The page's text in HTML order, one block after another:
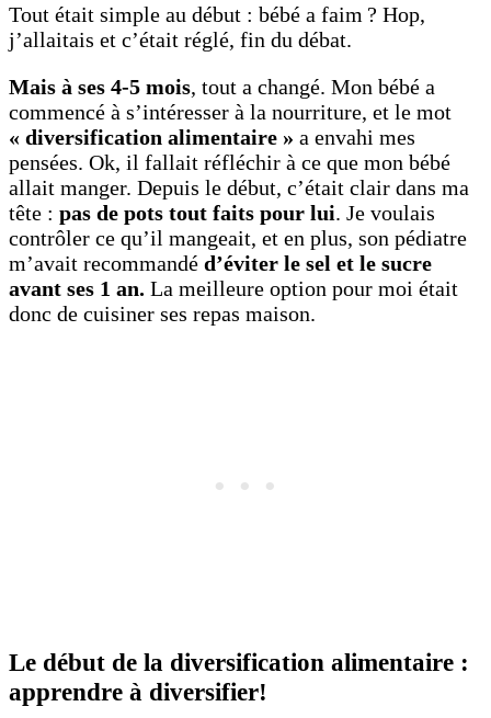
Tout était simple au début : bébé a faim ? Hop,
j’allaitais et c’était réglé, fin du débat.
Mais à ses 4-5 mois, tout a changé. Mon bébé a
commencé à s’intéresser à la nourriture, et le mot
« diversification alimentaire » a envahi mes
pensées. Ok, il fallait réfléchir à ce que mon bébé
allait manger. Depuis le début, c’était clair dans ma
tête : pas de pots tout faits pour lui. Je voulais
contrôler ce qu’il mangeait, et en plus, son pédiatre
m’avait recommandé d’éviter le sel et le sucre
avant ses 1 an. La meilleure option pour moi était
donc de cuisiner ses repas maison.
Le début de la diversification alimentaire :
apprendre à diversifier!